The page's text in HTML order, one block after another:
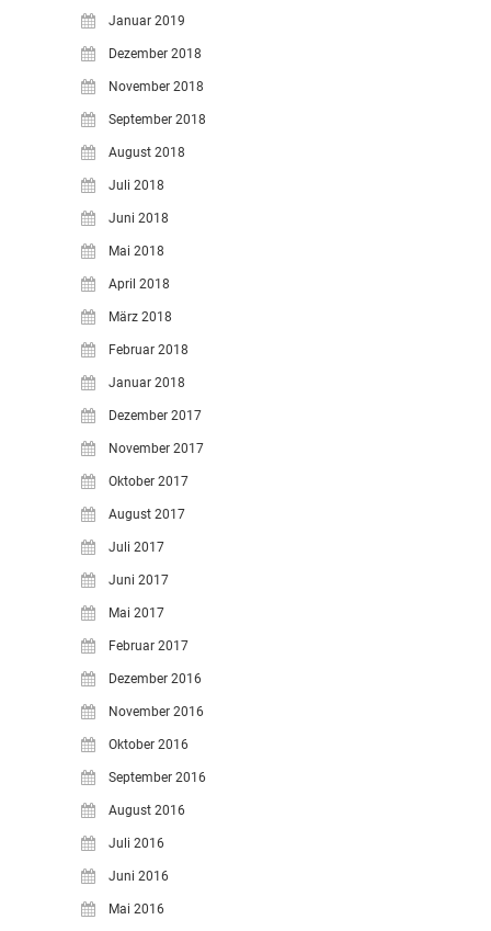
Januar 2019
Dezember 2018
November 2018
September 2018
August 2018
Juli 2018
Juni 2018
Mai 2018
April 2018
März 2018
Februar 2018
Januar 2018
Dezember 2017
November 2017
Oktober 2017
August 2017
Juli 2017
Juni 2017
Mai 2017
Februar 2017
Dezember 2016
November 2016
Oktober 2016
September 2016
August 2016
Juli 2016
Juni 2016
Mai 2016